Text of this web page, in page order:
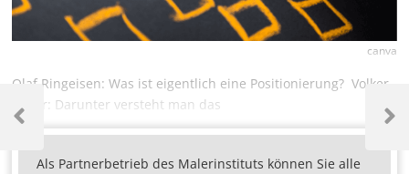
canva
Olaf Ringeisen: Was ist eigentlich eine Positionierung? Volker
Geyer: Darunter versteht man das
Als Partnerbetrieb des Malerinstituts können Sie alle